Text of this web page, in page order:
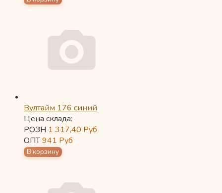
Вултайм 176 синий
Цена склада:
РОЗН 1 317,40 Руб
ОПТ941 Руб